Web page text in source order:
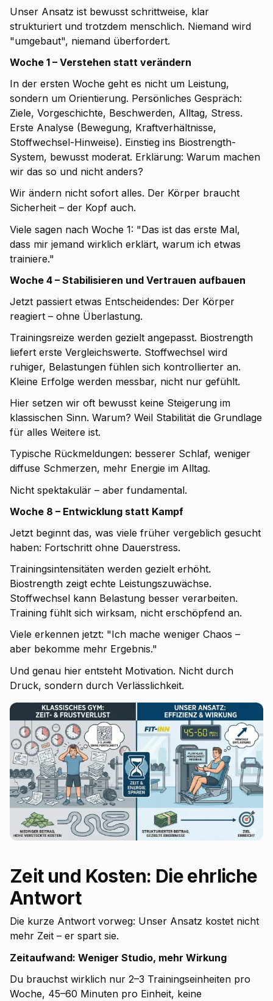
Unser Ansatz ist bewusst schrittweise, klar
strukturiert und trotzdem menschlich. Niemand wird
"umgebaut", niemand überfordert.
Woche 1 – Verstehen statt verändern
In der ersten Woche geht es nicht um Leistung,
sondern um Orientierung. Persönliches Gespräch:
Ziele, Vorgeschichte, Beschwerden, Alltag, Stress.
Erste Analyse (Bewegung, Kraftverhältnisse,
Stoffwechsel-Hinweise). Einstieg ins Biostrength-
System, bewusst moderat. Erklärung: Warum machen
wir das so und nicht anders?
Wir ändern nicht sofort alles. Der Körper braucht
Sicherheit – der Kopf auch.
Viele sagen nach Woche 1: "Das ist das erste Mal,
dass mir jemand wirklich erklärt, warum ich etwas
trainiere."
Woche 4 – Stabilisieren und Vertrauen aufbauen
Jetzt passiert etwas Entscheidendes: Der Körper
reagiert – ohne Überlastung.
Trainingsreize werden gezielt angepasst. Biostrength
liefert erste Vergleichswerte. Stoffwechsel wird
ruhiger, Belastungen fühlen sich kontrollierter an.
Kleine Erfolge werden messbar, nicht nur gefühlt.
Hier setzen wir oft bewusst keine Steigerung im
klassischen Sinn. Warum? Weil Stabilität die Grundlage
für alles Weitere ist.
Typische Rückmeldungen: besserer Schlaf, weniger
diffuse Schmerzen, mehr Energie im Alltag.
Nicht spektakulär – aber fundamental.
Woche 8 – Entwicklung statt Kampf
Jetzt beginnt das, was viele früher vergeblich gesucht
haben: Fortschritt ohne Dauerstress.
Trainingsintensitäten werden gezielt erhöht.
Biostrength zeigt echte Leistungszuwächse.
Stoffwechsel kann Belastung besser verarbeiten.
Training fühlt sich wirksam, nicht erschöpfend an.
Viele erkennen jetzt: "Ich mache weniger Chaos –
aber bekomme mehr Ergebnis."
Und genau hier entsteht Motivation. Nicht durch
Druck, sondern durch Verlässlichkeit.
Zeit und Kosten: Die ehrliche
Antwort
Die kurze Antwort vorweg: Unser Ansatz kostet nicht
mehr Zeit – er spart sie.
Zeitaufwand: Weniger Studio, mehr Wirkung
Du brauchst wirklich nur 2–3 Trainingseinheiten pro
Woche, 45–60 Minuten pro Einheit, keine